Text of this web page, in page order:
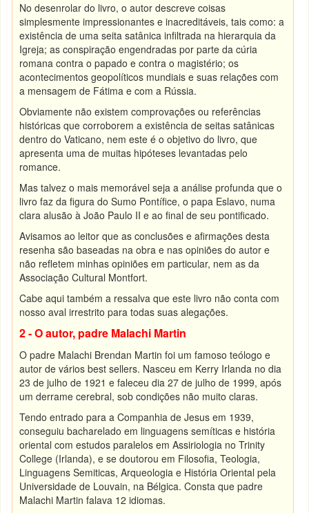
No desenrolar do livro, o autor descreve coisas
simplesmente impressionantes e inacreditáveis, tais como: a
existência de uma seita satânica infiltrada na hierarquia da
Igreja; as conspiração engendradas por parte da cúria
romana contra o papado e contra o magistério; os
acontecimentos geopolíticos mundiais e suas relações com
a mensagem de Fátima e com a Rússia.
Obviamente não existem comprovações ou referências
históricas que corroborem a existência de seitas satânicas
dentro do Vaticano, nem este é o objetivo do livro, que
apresenta uma de muitas hipóteses levantadas pelo
romance.
Mas talvez o mais memorável seja a análise profunda que o
livro faz da figura do Sumo Pontífice, o papa Eslavo, numa
clara alusão à João Paulo II e ao final de seu pontificado.
Avisamos ao leitor que as conclusões e afirmações desta
resenha são baseadas na obra e nas opiniões do autor e
não refletem minhas opiniões em particular, nem as da
Associação Cultural Montfort.
Cabe aqui também a ressalva que este livro não conta com
nosso aval irrestrito para todas suas alegações.
2 - O autor, padre Malachi Martin
O padre Malachi Brendan Martin foi um famoso teólogo e
autor de vários best sellers. Nasceu em Kerry Irlanda no dia
23 de julho de 1921 e faleceu dia 27 de julho de 1999, após
um derrame cerebral, sob condições não muito claras.
Tendo entrado para a Companhia de Jesus em 1939,
conseguiu bacharelado em linguagens semíticas e história
oriental com estudos paralelos em Assiriologia no Trinity
College (Irlanda), e se doutorou em Filosofia, Teologia,
Linguagens Semiticas, Arqueologia e História Oriental pela
Universidade de Louvain, na Bélgica. Consta que padre
Malachi Martin falava 12 idiomas.